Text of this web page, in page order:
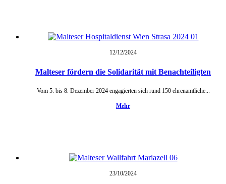
12/12/2024
Malteser fördern die Solidarität mit Benachteiligten
Vom 5. bis 8. Dezember 2024 engagierten sich rund 150 ehrenamtliche...
Mehr
23/10/2024